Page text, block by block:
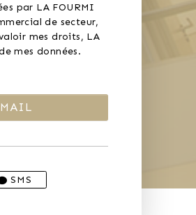
par LA FOURMI
de secteur,
mes droits, LA
mes données.
SMS